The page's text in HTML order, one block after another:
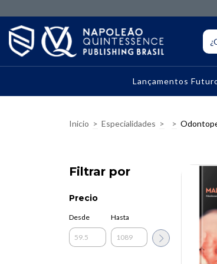
Lançamentos
Inicio > Especialidades > >
Filtrar por
Precio
Desde Hasta